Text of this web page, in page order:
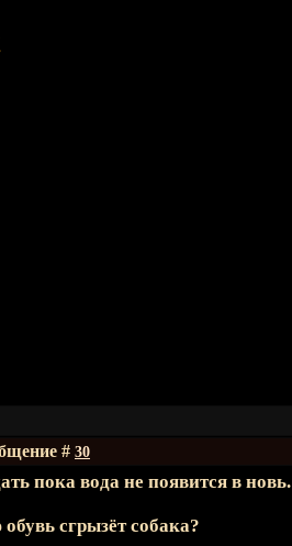
# 30
пока вода не появится в новь.
сгрызёт собака?